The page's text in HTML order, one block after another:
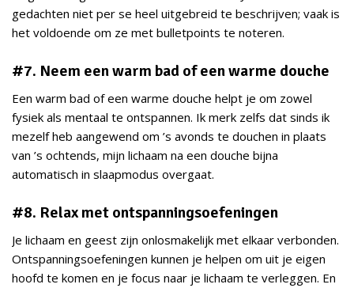
gedachten niet per se heel uitgebreid te beschrijven; vaak is
het voldoende om ze met bulletpoints te noteren.
#7. Neem een warm bad of een warme douche
Een warm bad of een warme douche helpt je om zowel
fysiek als mentaal te ontspannen. Ik merk zelfs dat sinds ik
mezelf heb aangewend om ’s avonds te douchen in plaats
van ’s ochtends, mijn lichaam na een douche bijna
automatisch in slaapmodus overgaat.
#8. Relax met ontspanningsoefeningen
Je lichaam en geest zijn onlosmakelijk met elkaar verbonden.
Ontspanningsoefeningen kunnen je helpen om uit je eigen
hoofd te komen en je focus naar je lichaam te verleggen. En